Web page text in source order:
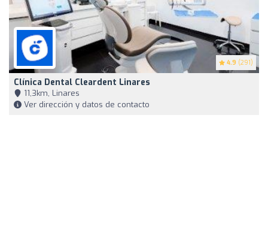
4.9 (291)
Clínica Dental Cleardent Linares
11,3km, Linares
Ver dirección y datos de contacto